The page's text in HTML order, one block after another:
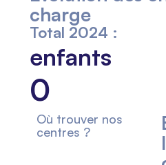
charge
Total 2024 :
enfants
0
Où trouver nos
centres ?